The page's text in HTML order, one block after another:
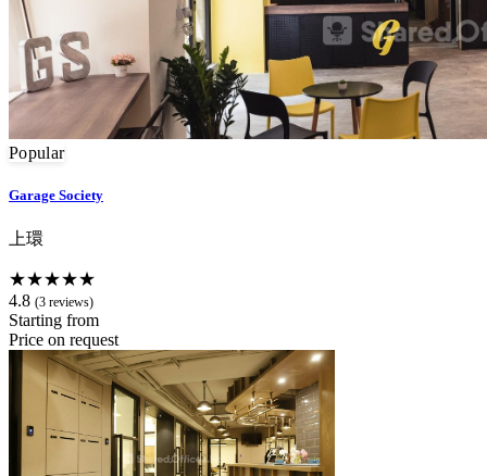
Popular
Garage Society
上環
★★★★★
4.8 (3 reviews)
Starting from
Price on request